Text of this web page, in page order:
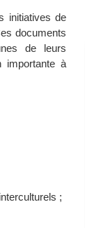
initiatives de
documents
de leurs
importante à
;